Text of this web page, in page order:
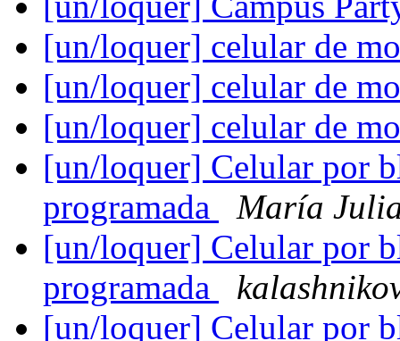
[un/loquer] celular de
[un/loquer] celular de
[un/loquer] celular de
[un/loquer] Celular por
programada
María
[un/loquer] Celular por
programada
[un/loquer] Celular por